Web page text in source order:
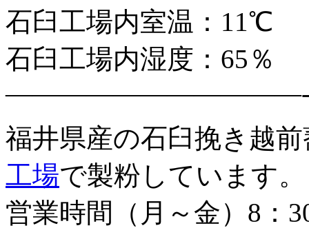
石臼工場内室温：11℃
石臼工場内湿度：65％
福井県産の石臼挽き越
工場で製粉しています。
営業時間（月～金）8：